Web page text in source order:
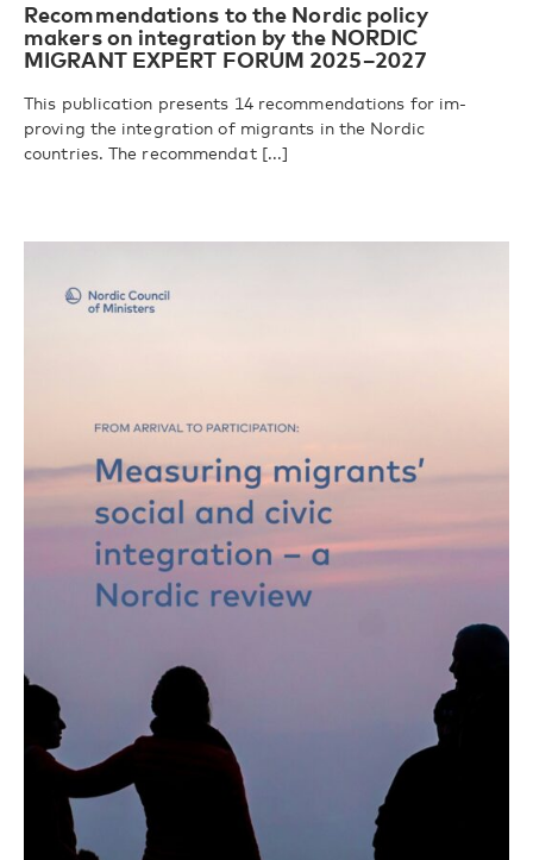
Recommendations to the Nordic policy
makers on integration by the NORDIC
MIGRANT EXPERT FORUM 2025–2027
This publication presents 14 recommendations for im­
proving the integration of migrants in the Nordic
countries. The recommendat [...]